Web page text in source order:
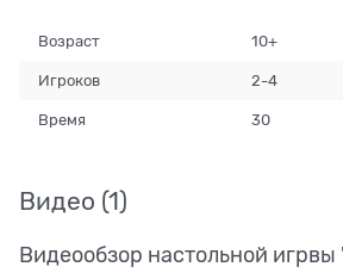
Возраст 10+
Игроков 2-4
Время 30
Видео (1)
Видеообзор настольной